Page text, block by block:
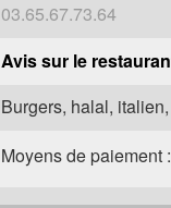
03.65.67.73.64
Avis sur le
Burgers, halal,
Moyens de paiement :